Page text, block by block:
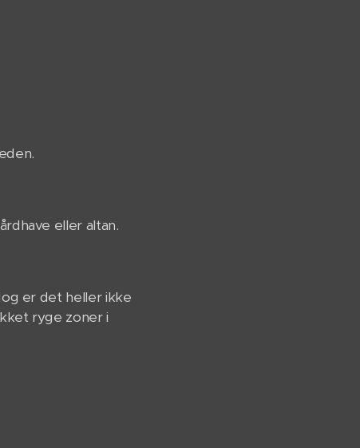
eller altan.
er det heller ikke
ryge zoner i